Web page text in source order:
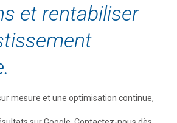
et rentabiliser
mesure et une optimisation continue,